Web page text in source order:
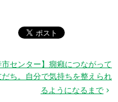
市センター】癇癪につながって
だち。自分で気持ちを整えられ
るようになるまで